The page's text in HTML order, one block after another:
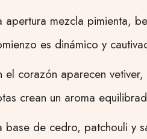
apertura mezcla pimienta,
es dinámico y
el corazón aparecen
crean un aroma
base de cedro, patchouli y